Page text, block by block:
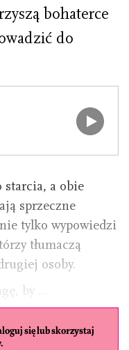
bohaterce
do
starcia, a obie
sprzeczne
tylko wypowiedzi
tłumaczą
osoby.
by …
się lub skorzystaj